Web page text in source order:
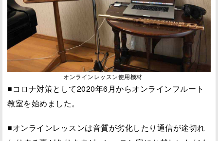
オンラインレッスン使用機材
■コロナ対策として2020年6月からオンラインフルート
教室を始めました。
■オンラインレッスンは音質が劣化したり通信が途切れ